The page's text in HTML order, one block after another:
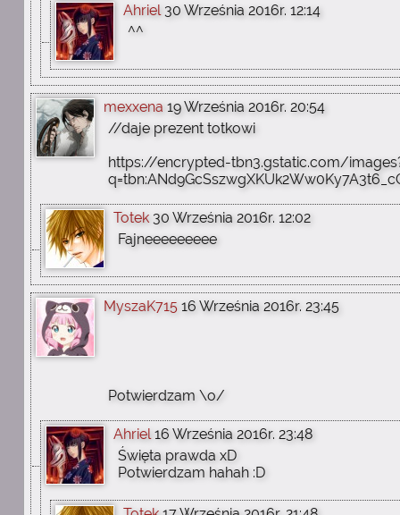
Ahriel 30 Września 2016r. 12:14
^^
mexxena 19 Września 2016r. 20:54
//daje prezent totkowi
https://encrypted-tbn3.gstatic.com/
Totek 30 Września 2016r. 12:02
Fajneeeeeeeee
MyszaK715 16 Września 2016r. 23:45
Potwierdzam \o/
Ahriel 16 Września 2016r. 23:48
Święta prawda xD
Potwierdzam hahah :D